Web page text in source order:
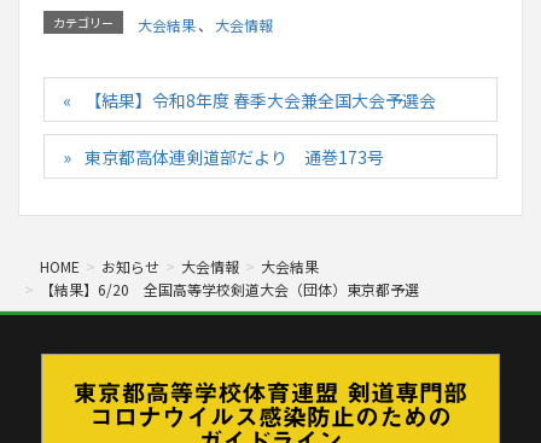
カテゴリー 大会結果、 大会情報
【結果】令和8年度 春季大会兼全国大会予選会
東京都高体連剣道部だより 通巻173号
HOME お知らせ 大会情報
大会結果
【結果】6/20 全国高等学校剣道大会（団体）東京都予選